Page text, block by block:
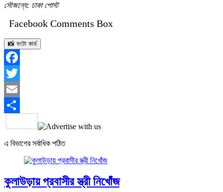
সৌজন্যে: ঢাকা পোস্ট
Facebook Comments Box
📸 ফটো কার্ড
Facebook
Twitter
Email
Share
এ বিভাগের সর্বাধিক পঠিত
কুলাউড়ায় প্রবাসীর স্ত্রী নিখোঁজ